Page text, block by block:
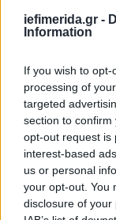
iefimerida.gr -
Information
If you wish to
processing of
targeted
section to
opt-out request is
interest-based
us or personal
your opt-out. You
disclosure of
αποφάσισα να
ημέρες. Τα
Η Σμιθ
αναλυτικά τι
για να
επιδίωκε.
της έγιναν
νερού.